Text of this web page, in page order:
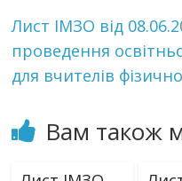
Лист ІМЗО від
проведення
для вчителів
Вам також